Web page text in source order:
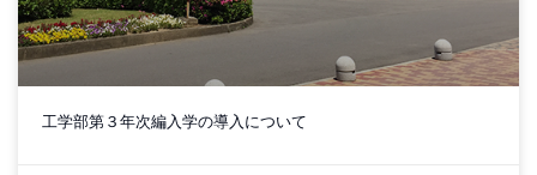
工学部第３年次編入学の導入について